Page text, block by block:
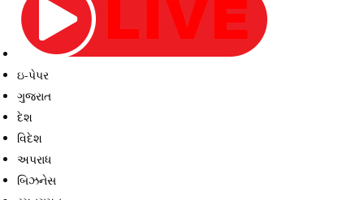
ઇ-પેપર
ગુજરાત
દેશ
વિદેશ
અપરાધ
બિઝનેસ